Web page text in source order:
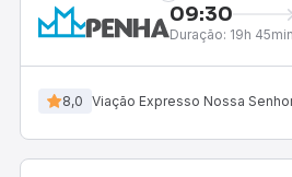
09:30
Duração: 19h 45min
8,0 Viação Expresso Nossa